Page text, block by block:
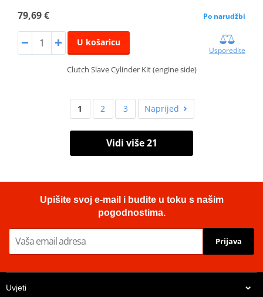
79,69 € Po narudžbi
U košaricu
Usporedite
Clutch Slave Cylinder Kit (engine side)
1 2 3 Naprijed
Vidi više 21
Upišite svoj e-mail i budite u toku s našim
pogodnostima.
Prijava
Uvjeti